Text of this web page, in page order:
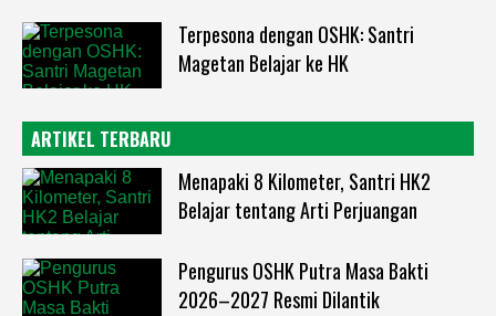
Terpesona dengan OSHK: Santri
Magetan Belajar ke HK
ARTIKEL TERBARU
Menapaki 8 Kilometer, Santri HK2
Belajar tentang Arti Perjuangan
Pengurus OSHK Putra Masa Bakti
2026–2027 Resmi Dilantik